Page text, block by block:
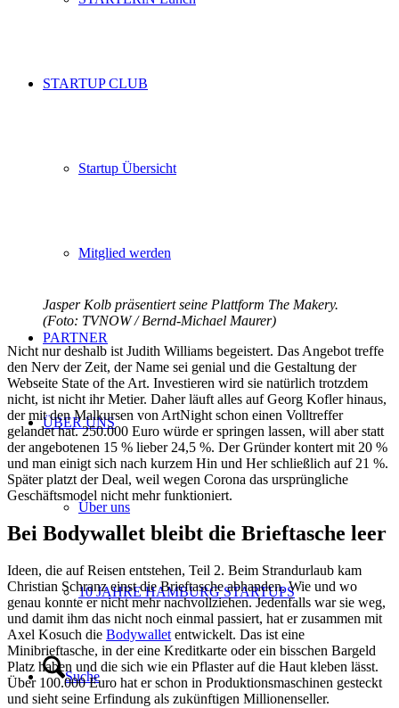
STARTUP CLUB
Startup Übersicht
Mitglied werden
PARTNER
ÜBER UNS
Über uns
10 JAHRE HAMBURG STARTUPS
Suche
Jasper Kolb präsentiert seine Plattform The Makery.
(Foto: TVNOW / Bernd-Michael Maurer)
Nicht nur deshalb ist Judith Williams begeistert. Das Angebot treffe
den Nerv der Zeit, der Name sei genial und die Gestaltung der
Webseite State of the Art. Investieren wird sie natürlich trotzdem
nicht, ist nicht ihr Metier. Daher läuft alles auf Georg Kofler hinaus,
der mit den Malkursen von ArtNight schon einen Volltreffer
gelandet hat. 250.000 Euro würde er springen lassen, will aber statt
der angebotenen 15 % lieber 24,5 %. Der Gründer kontert mit 20 %
und man einigt sich nach kurzem Hin und Her schließlich auf 21 %.
Später platzt der Deal, weil wegen Corona das ursprüngliche
Geschäftsmodel nicht mehr funktioniert.
Bei Bodywallet bleibt die Brieftasche leer
Ideen, die auf Reisen entstehen, Teil 2. Beim Strandurlaub kam
Christian Schranz einst die Brieftasche abhanden. Wie und wo
genau konnte er nicht mehr nachvollziehen. Jedenfalls war sie weg,
und damit ihm das nicht noch einmal passiert, hat er zusammen mit
Axel Kosuch die Bodywalletentwickelt. Das ist eine
Minibrieftasche, in der eine Kreditkarte oder ein bisschen Bargeld
Platz haben und die sich wie ein Pflaster auf die Haut kleben lässt.
Über 100.000 Euro hat er schon in Produktionsmaschinen gesteckt
und sieht seine Erfindung als zukünftigen Millionenseller.